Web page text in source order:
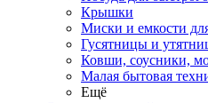
Крышки
Миски и емкости
Гусятницы и
Ковши, соусники,
Малая бытовая
Ещё